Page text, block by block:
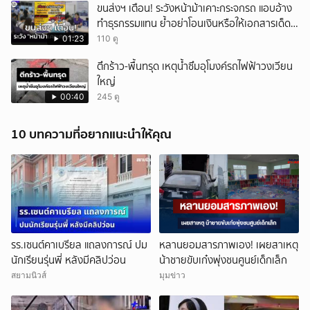
01:23
ขนส่งฯ เตือน! ระวังหน้าม้าเคาะกระจกรถ แอบอ้าง
ทำธุรกรรมแทน ย้ำอย่าโอนเงินหรือให้เอกสารเด็ด
ขาด
110 ดู
00:40
ตึกร้าว-พื้นทรุด เหตุน้ำซึมอุโมงค์รถไฟฟ้าวงเวียน
ใหญ่
245 ดู
10 บทความที่อยากแนะนำให้คุณ
รร.เซนต์คาเบรียล แถลงการณ์ ปม
นักเรียนรุ่นพี่ หลังมีคลิปว่อน
สยามนิวส์
หลานยอมสารภาพเอง! เผยสาเหตุ
น้าชายขับเก๋งพุ่งชนศูนย์เด็กเล็ก
มุมข่าว